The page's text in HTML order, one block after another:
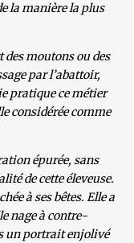
la manière la plus
des moutons ou des
par l’abattoir,
pratique ce métier
considérée comme
épurée, sans
de cette éleveuse.
à ses bêtes. Elle a
nage à contre-
un portrait enjolivé